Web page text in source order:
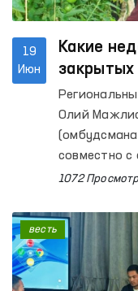
19
Июн
Какие
Олий
совместно
и № 10,
временного
внутренних
районов, а
1072
весть